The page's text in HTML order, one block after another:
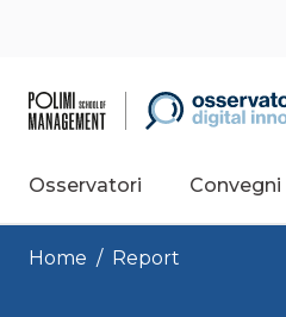
Osservatori Convegni
Home / Report